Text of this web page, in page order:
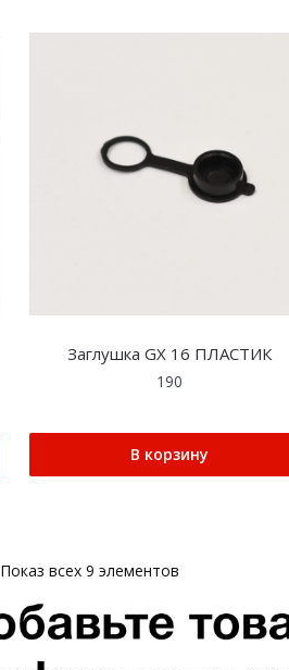
Заглушка GX 16 ПЛАСТИК
190
В корзину
Показ всех 9 элементов